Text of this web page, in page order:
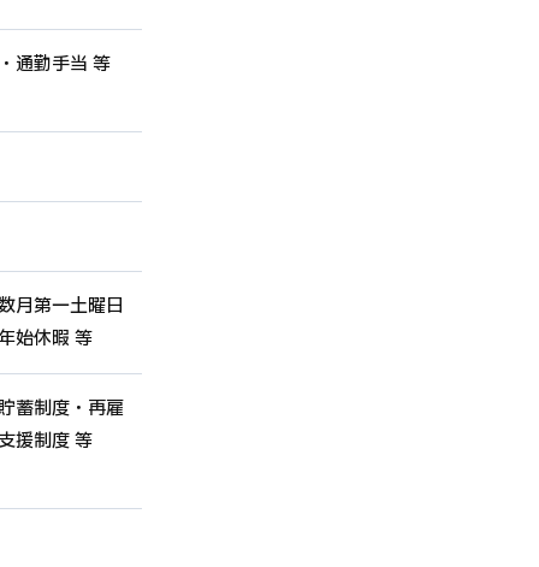
通勤手当 等
月第一土曜日
始休暇 等
蓄制度・再雇
援制度 等